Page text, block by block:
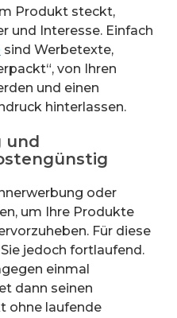
Produkt steckt,
und Interesse. Einfach
sind Werbetexte,
von Ihren
und einen
hinterlassen.
und
oder
um Ihre Produkte
Für diese
jedoch fortlaufend.
einmal
dann seinen
ohne laufende